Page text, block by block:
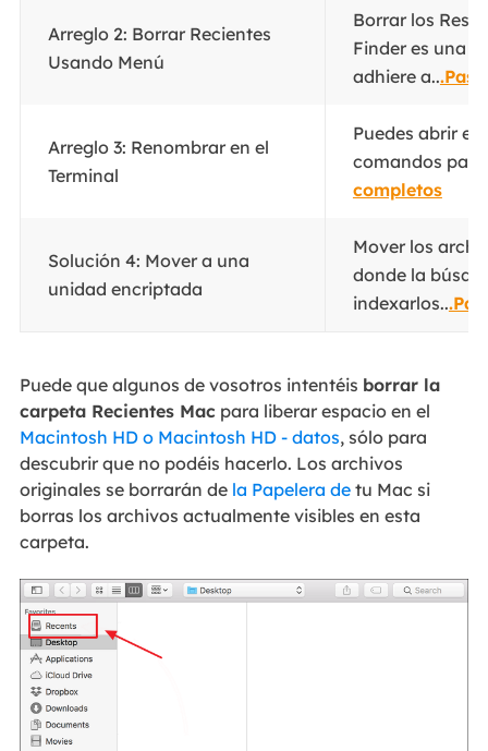
Arreglo 2: Borrar Recientes
Usando Menú
Borrar los
Finder es una
adhiere a..
Arreglo 3: Renombrar en el
Terminal
Puedes abrir el
comandos
completos
Solución 4: Mover a una
unidad encriptada
Mover los
donde la
indexarlos..
Puede que algunos de vosotros intentéis borrar la
carpeta Recientes Macpara liberar espacio en el
Macintosh HD o Macintosh HD - datos, sólo para
descubrir que no podéis hacerlo. Los archivos
originales se borrarán de la Papelera detu Mac si
borras los archivos actualmente visibles en esta
carpeta.